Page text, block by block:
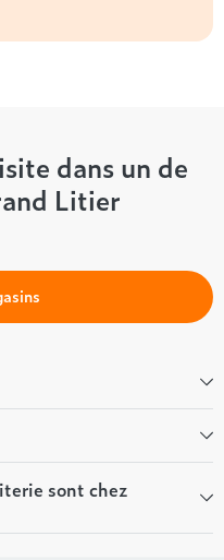
dans un de
Litier
sont chez